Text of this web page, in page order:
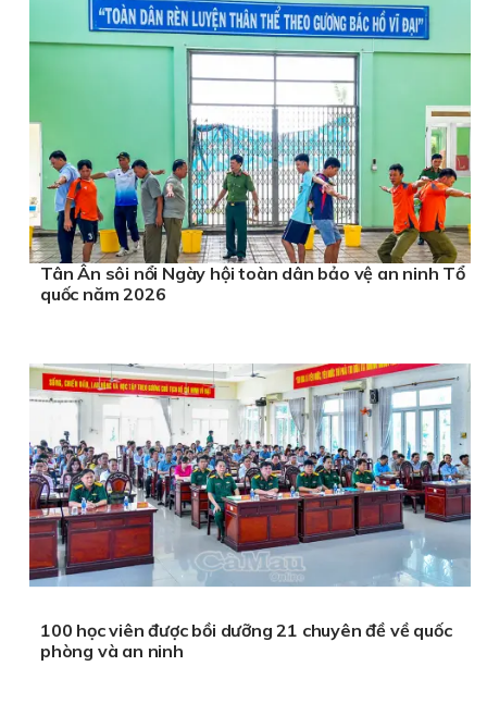
Tân Ân sôi nổi Ngày hội toàn dân bảo vệ an ninh Tổ
quốc năm 2026
100 học viên được bồi dưỡng 21 chuyên đề về quốc
phòng và an ninh